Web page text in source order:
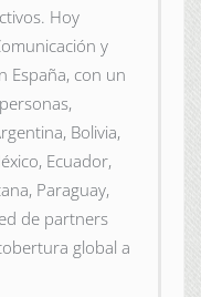
Hoy
y
España, con un
Bolivia,
Ecuador,
Paraguay,
de partners
global a